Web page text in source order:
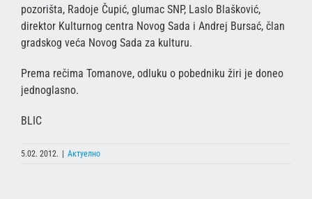
pozorišta, Radoje Čupić, glumac SNP, Laslo Blašković,
direktor Kulturnog centra Novog Sada i Andrej Bursać, član
gradskog veća Novog Sada za kulturu.
Prema rečima Tomanove, odluku o pobedniku žiri je doneo
jednoglasno.
BLIC
5.02. 2012. | Актуелно